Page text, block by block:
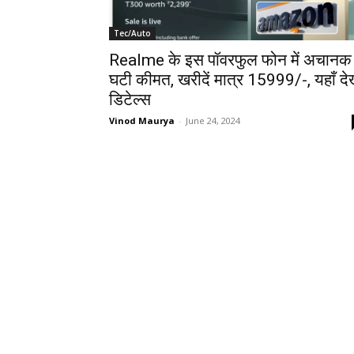
Tec/Auto
Realme के इस पॉवरफुल फोन में अचानक
घटी कीमत, खरीदें मात्र ₹15999/-, यहाँ
डिटेल्स
Vinod Maurya - June 24, 2024